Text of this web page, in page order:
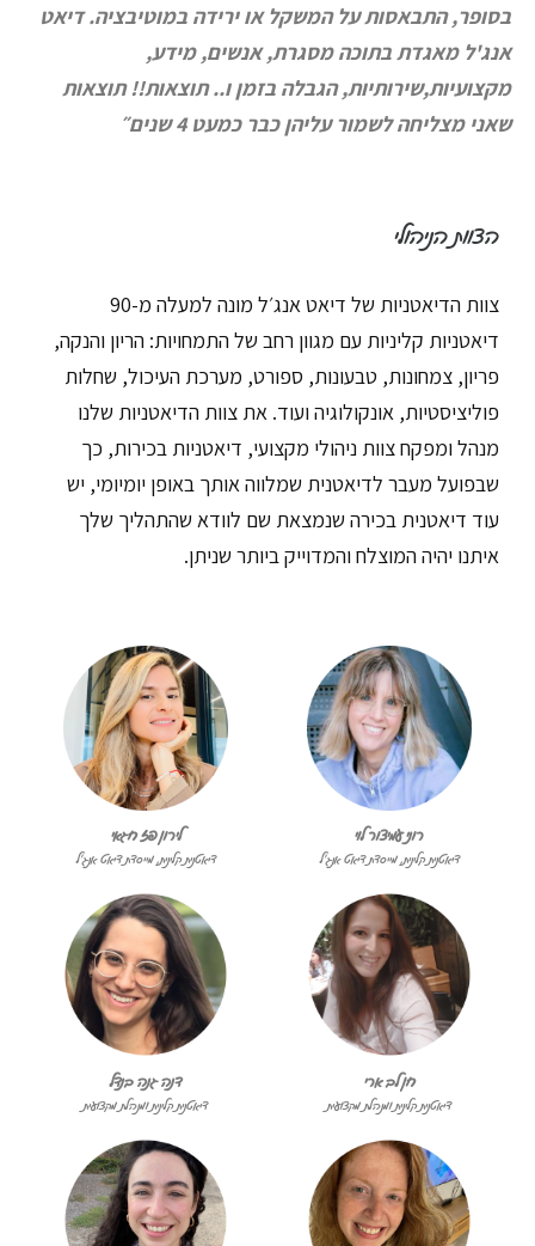
בסופר, התבאסות על המשקל או ירידה במוטיבציה. דיאט
אנג'ל מאגדת בתוכה מסגרת, אנשים, מידע,
מקצועיות,שירותיות, הגבלה בזמן ו.. תוצאות!! תוצאות
שאני מצליחה לשמור עליהן כבר כמעט 4 שנים״
הצוות הניהולי
צוות הדיאטניות של דיאט אנג׳ל מונה למעלה מ-90
דיאטניות קליניות עם מגוון רחב של התמחויות: הריון והנקה,
פריון, צמחונות, טבעונות, ספורט, מערכת העיכול, שחלות
פוליציסטיות, אונקולוגיה ועוד. את צוות הדיאטניות שלנו
מנהל ומפקח צוות ניהולי מקצועי, דיאטניות בכירות, כך
שבפועל מעבר לדיאטנית שמלווה אותך באופן יומיומי, יש
עוד דיאטנית בכירה שנמצאת שם לוודא שהתהליך שלך
איתנו יהיה המוצלח והמדוייק ביותר שניתן.
רוני עמיצור לוי
דיאטנית קלינית, מייסדת דיאט אנג׳ל
לירון פז חגאי
דיאטנית קלינית, מייסדת דיאט אנג׳ל
חן לב ארי
דיאטנית קלינית ומנהלת מקצועית
דנה גנה בנדל
דיאטנית קלינית ומנהלת מקצועית